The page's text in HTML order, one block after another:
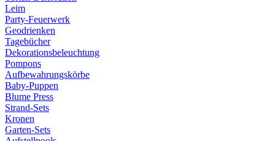
Leim
Party-Feuerwerk
Geodrienken
Tagebücher
Dekorationsbeleuchtung
Pompons
Aufbewahrungskörbe
Baby-Puppen
Blume Press
Strand-Sets
Kronen
Garten-Sets